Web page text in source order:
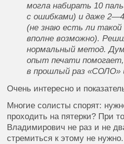
могла набирать 10
с ошибками) и даже
(не знаю есть ли
вполне возможно).
нормальный метод.
опыт печати
в прошлый раз «СОЛО»
Очень интересно и
Многие солисты спорят:
проходить на пятерки? При
Владимирович не раз и не
стремиться к этому не